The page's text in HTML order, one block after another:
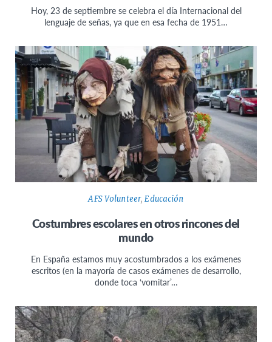
Hoy, 23 de septiembre se celebra el día Internacional del
lenguaje de señas, ya que en esa fecha de 1951…
AFS Volunteer,Educación
Costumbres escolares en otros rincones del
mundo
En España estamos muy acostumbrados a los exámenes
escritos (en la mayoría de casos exámenes de desarrollo,
donde toca ‘vomitar’…